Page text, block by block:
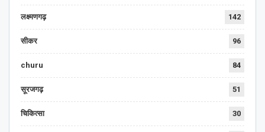
लक्ष्मणगढ़ 142
सीकर 96
churu 84
सूरजगढ़ 51
चिकित्सा 30